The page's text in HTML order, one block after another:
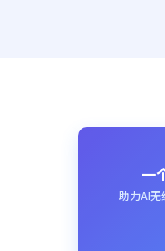
一
助力AI